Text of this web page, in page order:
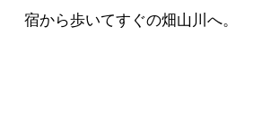
宿から歩いてすぐの畑山川へ。